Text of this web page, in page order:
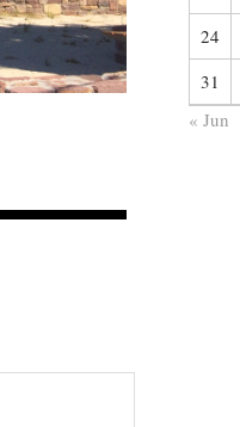
24
31
« Jun